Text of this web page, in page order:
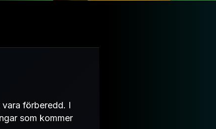
förberedd. I
som kommer